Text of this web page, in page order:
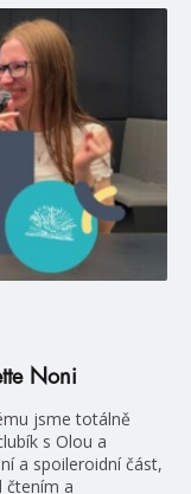
Noni
jsme totálně
s Olou a
a spoileroidní část,
čtením a